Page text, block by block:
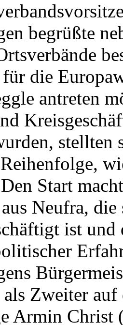
begrüßte
die
antreten
Start
Neufra,
ist
als Zweiter
Armin Christ